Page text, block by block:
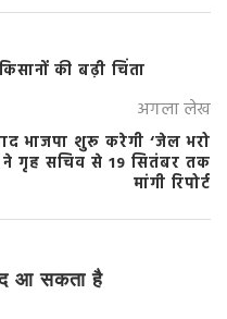
की बढ़ी चिंता
अगला लेख
भाजपा शुरू करेगी ‘जेल भरो
ने गृह सचिव से 19 सितंबर तक
मांगी रिपोर्ट
आ सकता है